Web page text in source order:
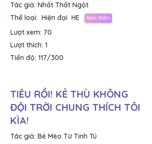
Tác giả: Nhất Thất Ngột
Thể loại: Hiện đại HE
Lượt xem: 70
Lượt thích: 1
Tiến độ: 117/300
TIÊU RỒI! KẺ THÙ KHÔNG
ĐỘI TRỜI CHUNG THÍCH TÔI
KÌA!
Tác giả: Bé Mèo Từ Tinh Tú